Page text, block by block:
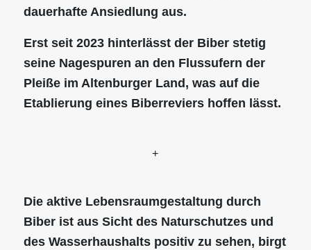
dauerhafte Ansiedlung aus.
Erst seit 2023 hinterlässt der Biber stetig
seine Nagespuren an den Flussufern der
Pleiße im Altenburger Land, was auf die
Etablierung eines Biberreviers hoffen lässt.
+
Die aktive Lebensraumgestaltung durch
Biber ist aus Sicht des Naturschutzes und
des Wasserhaushalts positiv zu sehen, birgt